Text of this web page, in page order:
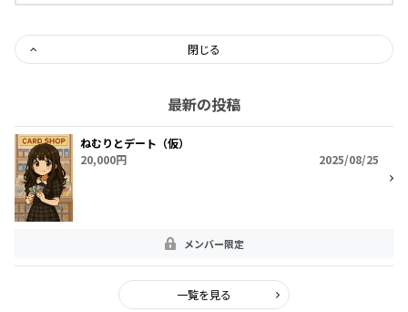
閉じる
最新の投稿
ねむりとデート（仮）
20,000円
2025/08/25
メンバー限定
一覧を見る